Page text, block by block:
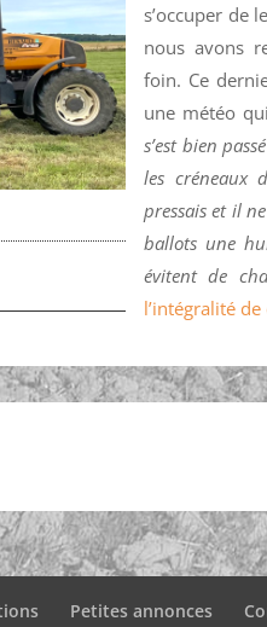
s’occuper de
nous avons
foin. Ce
une météo
s’est bien
les créneaux
pressais et il
ballots une
évitent de
l’intégralité
Petites annonces